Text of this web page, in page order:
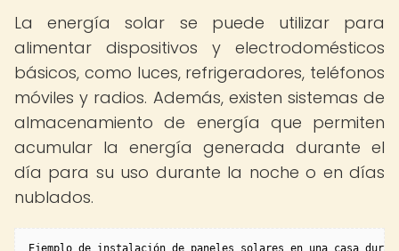
La energía solar se puede utilizar para
alimentar dispositivos y electrodomésticos
básicos, como luces, refrigeradores, teléfonos
móviles y radios. Además, existen sistemas de
almacenamiento de energía que permiten
acumular la energía generada durante el
día para su uso durante la noche o en días
nublados.
Ejemplo de instalación de paneles solares en una casa